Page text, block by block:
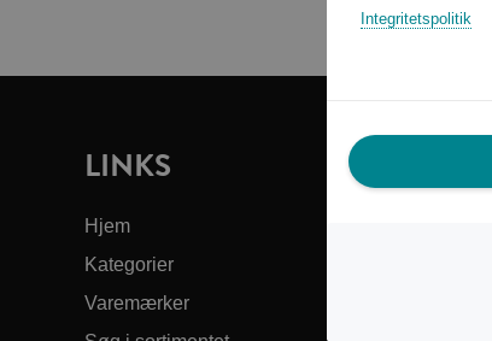
Integritetspolitik
LINKS
Hjem
Kategorier
Varemærker